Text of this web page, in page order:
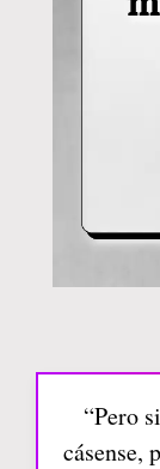
“Pero
cásense,